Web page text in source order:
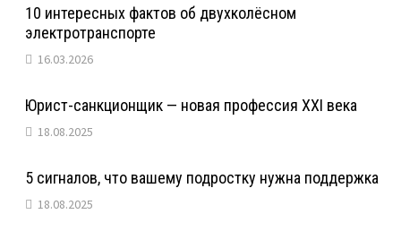
10 интересных фактов об двухколёсном
электротранспорте
16.03.2026
Юрист-санкционщик — новая профессия XXI века
18.08.2025
5 сигналов, что вашему подростку нужна поддержка
18.08.2025